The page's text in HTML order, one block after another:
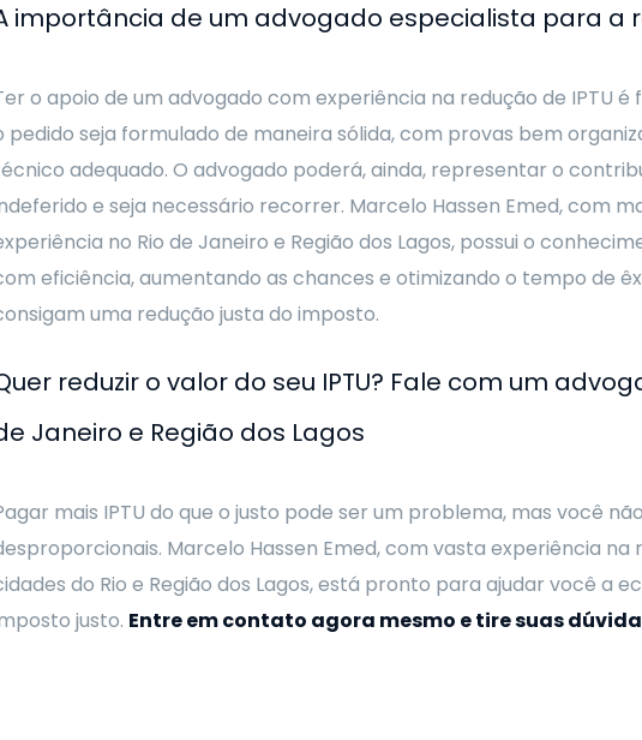
importância de um advogado especialista para a
o apoio de um advogado com experiência na redução de IPTU
pedido seja formulado de maneira sólida, com provas bem
adequado. O advogado poderá, ainda, representar o
e seja necessário recorrer. Marcelo Hassen Emed, com
no Rio de Janeiro e Região dos Lagos, possui o
eficiência, aumentando as chances e otimizando o tempo de
uma redução justa do imposto.
reduzir o valor do seu IPTU? Fale com um
Janeiro e Região dos Lagos
mais IPTU do que o justo pode ser um problema, mas você
Marcelo Hassen Emed, com vasta experiência na
do Rio e Região dos Lagos, está pronto para ajudar você a
justo. Entre em contato agora mesmo e tire suas